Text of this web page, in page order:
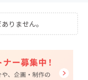
りません。